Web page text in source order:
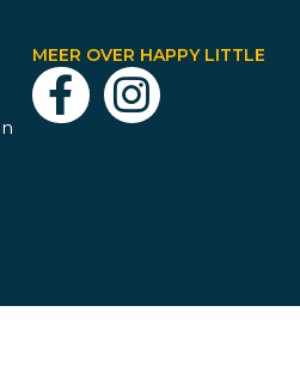
MEER OVER HAPPY LITTLE